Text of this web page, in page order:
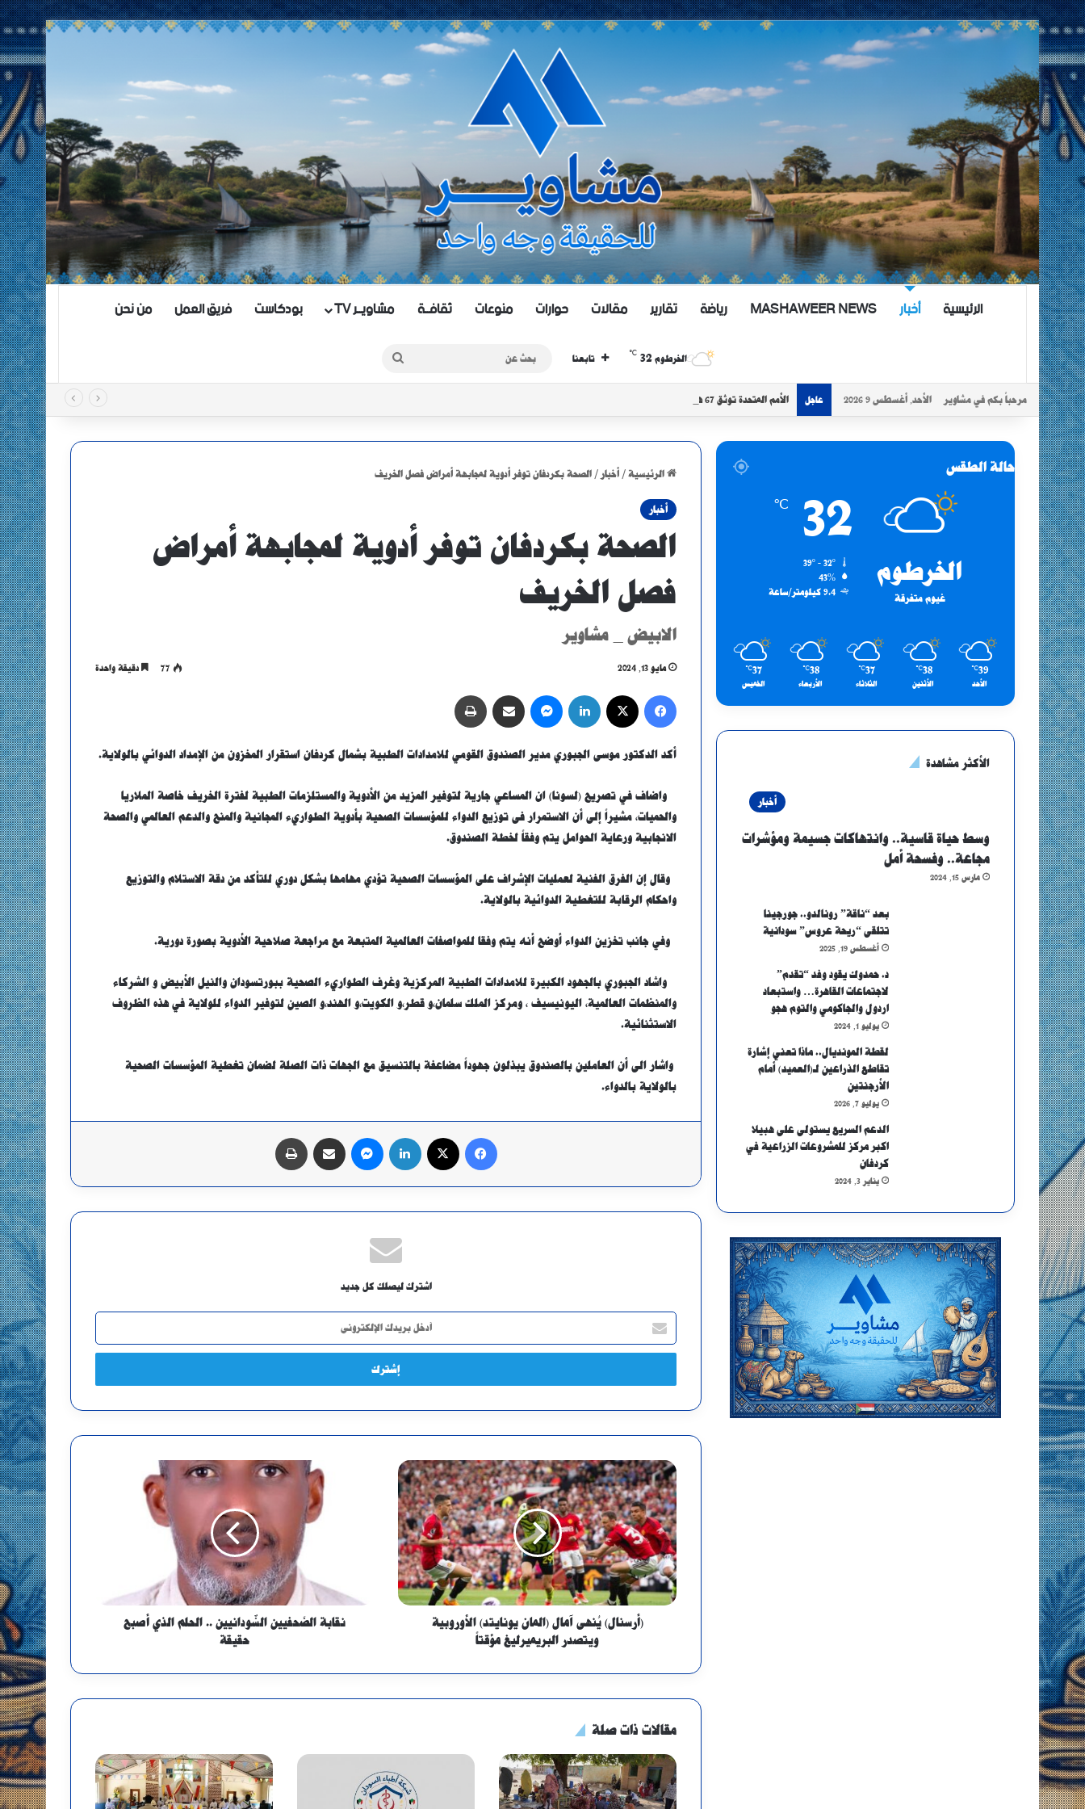
الرئيسية أخبار MASHAWEER NEWS رياضة تقارير مقالات حوارات منوعات ثقافــة مشاويــر TV بودكاست فريق العمل من نحن
الخرطوم 32
℃
تابعنا بحث
عن
مرحباً بكم في مشاوير الأحد, أغسطس 9 2026 عاجل الأمم المتحدة توثق 67 هجوما على المدارس وحالات استخدام عسكري للمرافق في السودان
الرئيسية / أخبار / الصحة بكردفان توفر أدوية لمجابهة أمراض فصل الخريف
أخبار
الصحة بكردفان توفر أدوية لمجابهة أمراض
فصل الخريف
الابيض _ مشاوير
مايو 13, 2024 77 دقيقة واحدة
فيسبوك لينكدإن ماسنجر مشاركة عبر البريد
أكد الدكتور موسى الجبوري مدير الصندوق القومي للامدادات الطبية بشمال كردفان استقرار المخزون من الإمداد الدوائي بالولاية.
واضاف في تصريح (لسونا) ان المساعي جارية لتوفير المزيد من الأدوية والمستلزمات الطبية لفترة الخريف خاصة الملاريا
والحميات، مشيراً إلى أن الاستمرار فى توزيع الدواء للمؤسسات الصحية بأدوية الطواريء المجانية والمنح والدعم العالمي والصحة
الانجابية ورعاية الحوامل يتم وفقاً لخطة الصندوق.
وقال إن الفرق الفنية لعمليات الإشراف على المؤسسات الصحية تؤدي مهامها بشكل دوري للتأكد من دقة الاستلام والتوزيع
واحكام الرقابة للتغطية الدوائية بالولاية.
وفي جانب تخزين الدواء أوضح أنه يتم وفقا للمواصفات العالمية المتبعة مع مراجعة صلاحية الأدوية بصورة دورية.
واشاد الجبوري بالجهود الكبيرة للامدادات الطبية المركزية وغرف الطواريء الصحية ببورتسودان والنيل الأبيض و الشركاء
والمنظمات العالمية، اليونيسيف ، ومركز الملك سلمان،و قطر،و الكويت،و الهند،و الصين لتوفير الدواء للولاية في هذه الظروف
الاستثنائية.
واشار الى أن العاملين بالصندوق يبذلون جهوداً مضاعفة بالتنسيق مع الجهات ذات الصلة لضمان تغطية المؤسسات الصحية
بالولاية بالدواء.
فيسبوك لينكدإن ماسنجر مشاركة عبر البريد
اشترك ليصلك كل جديد
أدخل
بريدك
الإلكتروني
(أرسنال) يُنهى آمال (المان يونايتد) الأوروبية
ويتصدر البريميرليغ مؤقتاً
نقابة الصَّحفيين السٌّودانيين .. الحلم الذي أصبح
حقيقة
مقالات ذات صلة
حالة الطقس
الخرطوم
غيوم متفرقة
32
℃
43%
9.4 كيلومتر/ساعة
39
℃
الأحد
38
℃
الأثنين
37
℃
الثلاثاء
38
℃
الأربعاء
37
℃
الخميس
الأكثر مشاهدة
أخبار
وسط حياة قاسية.. وانتهاكات جسيمة ومؤشرات
مجاعة.. وفسحة أمل
مارس 15, 2024
بعد “ناقة” رونالدو.. جورجينا
تتلقى “ريحة عروس” سودانية
أغسطس 19, 2025
د. حمدوك يقود وفد “تقدم”
لاجتماعات القاهرة… واستبعاد
اردول والجاكومي والتوم هجو
يوليو 1, 2024
لقطة المونديال.. ماذا تعني إشارة
تقاطع الذراعين لـ(العميد) أمام
الأرجنتين
يوليو 7, 2026
الدعم السريع يستولى على هبيلا
اكبر مركز للمشروعات الزراعية في
كردفان
يناير 3, 2024